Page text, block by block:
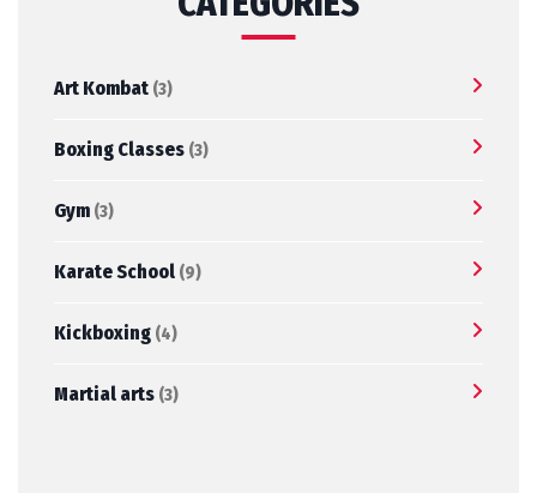
Art Kombat (3)
Boxing Classes (3)
Gym (3)
Karate School (9)
Kickboxing (4)
Martial arts (3)